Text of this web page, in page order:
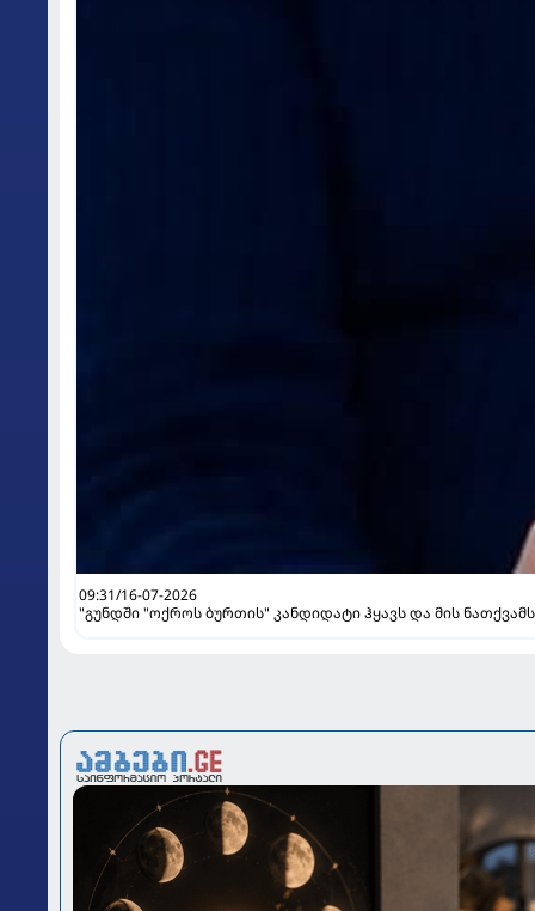
09:31/16-07-2026
"გუნდში "ოქროს ბურთის" კანდიდატი ჰყავს და მის